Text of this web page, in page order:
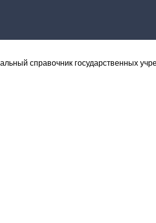
справочник государственных